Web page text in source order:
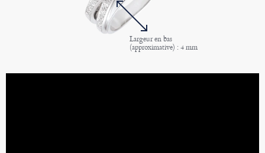
Largeur en bas
(approximative) : 4 mm